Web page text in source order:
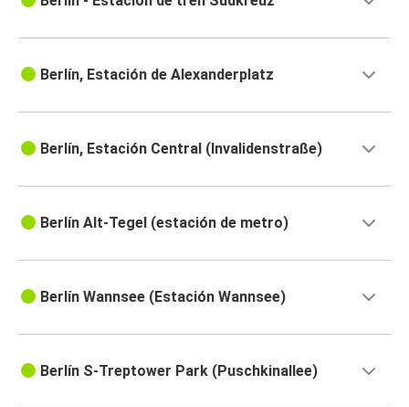
Berlín, Estación de Alexanderplatz
Berlín, Estación Central (Invalidenstraße)
Berlín Alt-Tegel (estación de metro)
Berlín Wannsee (Estación Wannsee)
Berlín S-Treptower Park (Puschkinallee)